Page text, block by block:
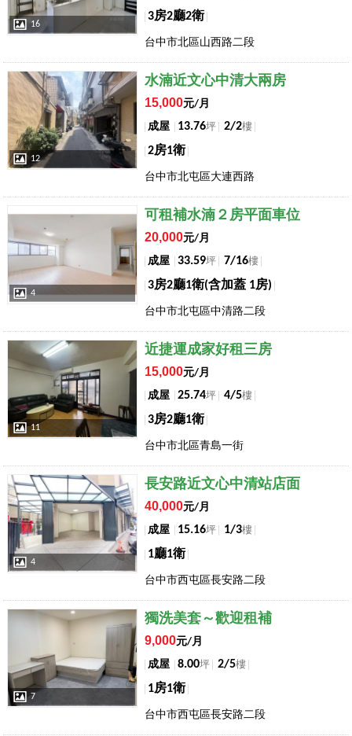
16
3房2廳2衛
台中市北區山西路二段
店長推薦
12
水湳近文心中清大兩房
15,000元/月
成屋
13.76坪 2/2樓
2房1衛
台中市北屯區大連西路
店長推薦
4
可租補水湳２房平面車位
20,000元/月
成屋
33.59坪 7/16樓
3房2廳1衛(含加蓋 1房)
台中市北屯區中清路二段
店長推薦
11
近捷運成家好租三房
15,000元/月
成屋
25.74坪 4/5樓
3房2廳1衛
台中市北區青島一街
店長推薦
4
長安路近文心中清站店面
40,000元/月
成屋
15.16坪 1/3樓
1廳1衛
台中市西屯區長安路二段
店長推薦
7
獨洗美套～歡迎租補
9,000元/月
成屋
8.00坪 2/5樓
1房1衛
台中市西屯區長安路二段